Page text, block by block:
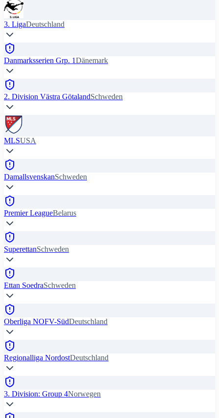
3. LigaDeutschland
Danmarksserien Grp. 1Dänemark
2. Division Västra GötalandSchweden
MLSUSA
DamallsvenskanSchweden
Premier LeagueBelarus
SuperettanSchweden
Ettan SoedraSchweden
Oberliga NOFV-SüdDeutschland
Regionalliga NordostDeutschland
3. Division: Group 4Norwegen